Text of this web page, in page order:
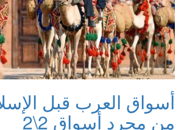
أسواق العرب قبل
من مجرد أسواق 2\2